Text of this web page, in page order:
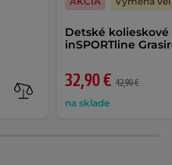
Detské
inSPORTline
32,90 € 42,90 €
na sklade